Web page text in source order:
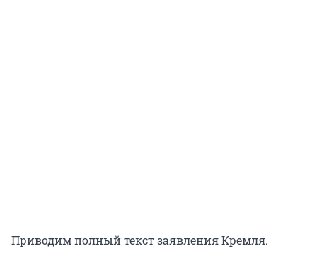
Приводим полный текст заявления Кремля.